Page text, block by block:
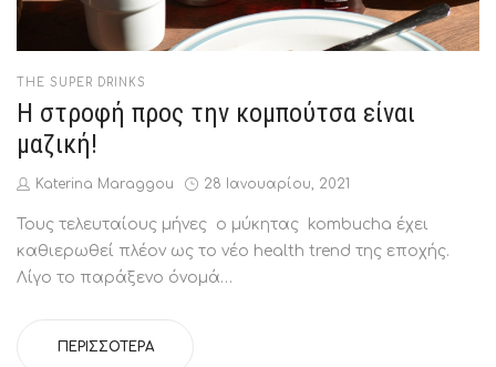
POSTED
THE SUPER DRINKS
Η στροφή προς την κομπούτσα είναι
μαζική!
by
Katerina Maraggou
Posted
28 Ιανουαρίου, 2021
Τους τελευταίους μήνες ο μύκητας kombucha έχει
καθιερωθεί πλέον ως το νέο health trend της εποχής.
Λίγο το παράξενο όνομά…
ΠΕΡΙΣΣΌΤΕΡΑ